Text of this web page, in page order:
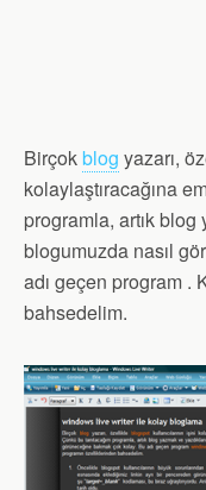
Birçokblog yazarı,
kolaylaştıracağına
programla, artık blog
blogumuzda nasıl
adı geçen program .
bahsedelim.